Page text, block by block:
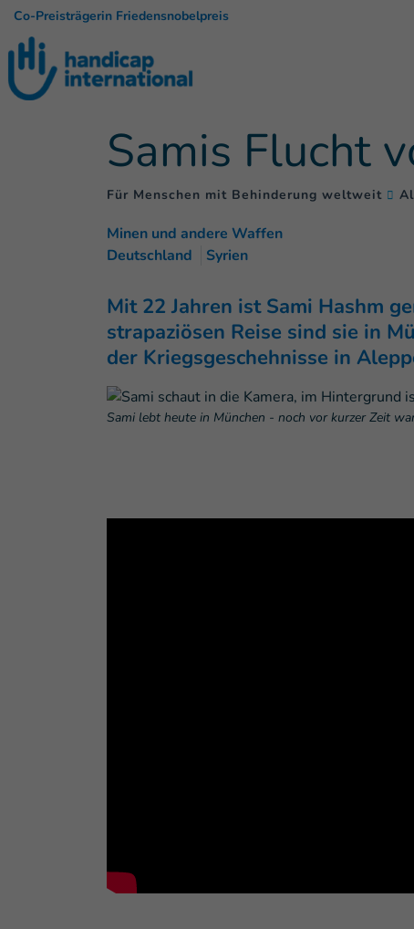
Co-Preisträgerin Friedensnobelpreis
Samis Flucht
Für Menschen mit Behinderung weltweit
Minen und andere Waffen
Deutschland
Syrien
Mit 22 Jahren ist Sami Hashm
strapaziösen Reise sind sie in
der Kriegsgeschehnisse in
Sami lebt heute in München - noch vor kurzer Zeit